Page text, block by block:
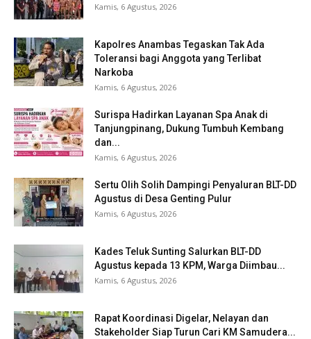
Kamis, 6 Agustus, 2026
Kapolres Anambas Tegaskan Tak Ada
Toleransi bagi Anggota yang Terlibat
Narkoba
Kamis, 6 Agustus, 2026
Surispa Hadirkan Layanan Spa Anak di
Tanjungpinang, Dukung Tumbuh Kembang
dan...
Kamis, 6 Agustus, 2026
Sertu Olih Solih Dampingi Penyaluran BLT-DD
Agustus di Desa Genting Pulur
Kamis, 6 Agustus, 2026
Kades Teluk Sunting Salurkan BLT-DD
Agustus kepada 13 KPM, Warga Diimbau...
Kamis, 6 Agustus, 2026
Rapat Koordinasi Digelar, Nelayan dan
Stakeholder Siap Turun Cari KM Samudera...